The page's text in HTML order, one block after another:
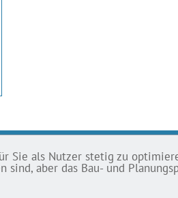
Sie als Nutzer stetig zu
aber das Bau- und